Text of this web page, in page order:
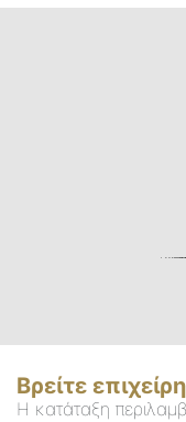
Βρείτε
Η κατάταξη